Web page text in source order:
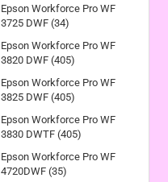
Epson Workforce Pro WF
3725 DWF (34)
Epson Workforce Pro WF
3820 DWF (405)
Epson Workforce Pro WF
3825 DWF (405)
Epson Workforce Pro WF
3830 DWTF (405)
Epson Workforce Pro WF
4720DWF (35)